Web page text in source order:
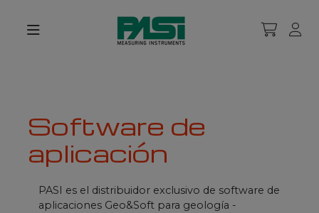
Software de
aplicación
PASI es el distribuidor exclusivo de software de
aplicaciones Geo&Soft para geología -